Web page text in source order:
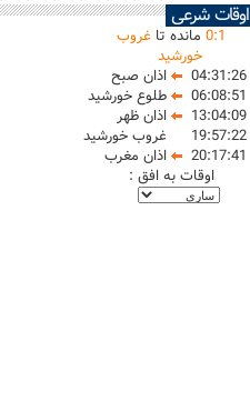
اوقات شرعی
0:1 مانده تا غروب
خورشید
04:31:26
اذان صبح
06:08:51
طلوع خورشید
13:04:09
اذان ظهر
19:57:22
غروب خورشید
20:17:41
اذان مغرب
اوقات به افق :